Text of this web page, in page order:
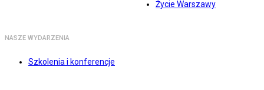
Życie Warszawy
NASZE WYDARZENIA
Szkolenia i konferencje